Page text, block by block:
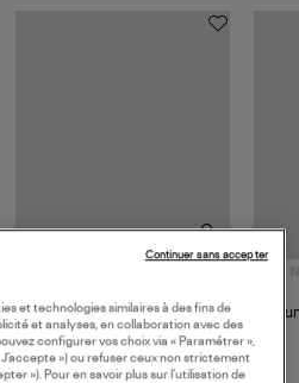
220,00 €
Lunettes de Soleil Samama
Volcan G15
et technologies similaires à des fins de
et analyses, en collaboration avec des
configurer vos choix via « Paramétrer »,
») ou refuser ceux non strictement
»). Pour en savoir plus sur l’utilisation de
Continuer sans accepter